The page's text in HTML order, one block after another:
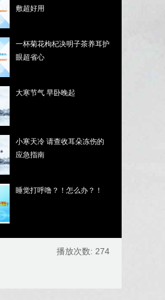
敷超好用
一杯菊花枸杞决明子茶养耳护
眼超省心
大寒节气 早卧晚起
小寒天冷 请查收耳朵冻伤的
应急指南
睡觉打呼噜？！怎么办？！
播放次数: 274